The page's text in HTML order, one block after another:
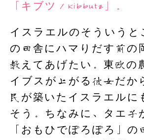
「キブツ／Kibbutz」。
イスラエルのそういうと
の田舎にハマりだす前の
教えてあげたい。東欧の
イブスが上がる彼女だか
民が築いたイスラエルに
そう。ちなみに、タエ子
「おもひでぽろぽろ」の